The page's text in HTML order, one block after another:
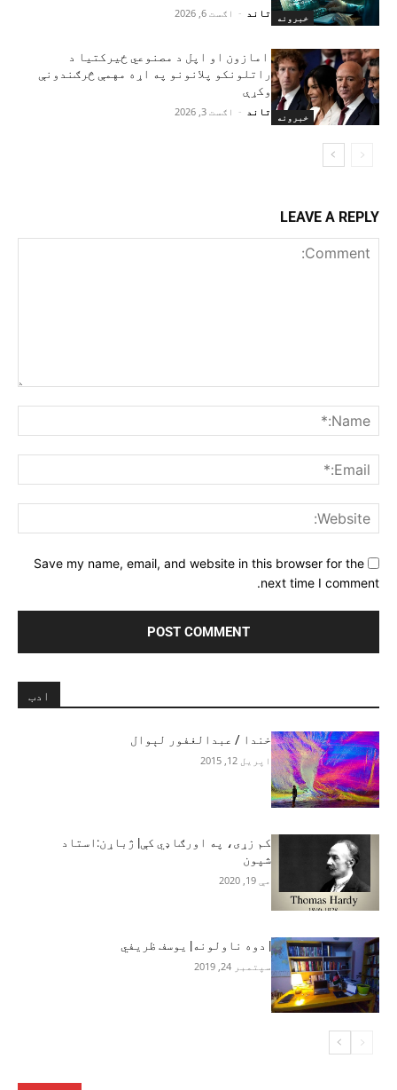
خبرونه تاند - اګست 6, 2026
خبرونه
امازون او اپل د مصنوعي ځیرکتیا د
راتلونکو پلانونو په اړه مهمې څرګندونې
وکړې
تاند - اګست 3, 2026
LEAVE A REPLY
Save my name, email, and website in this browser for the
next time I comment.
ادب
خندا / عبدالغفور لېوال
اپریل 12, 2015
کم زړی، په اورګاډي کې| ژباړن:استاد
شپون
مې 19, 2020
| ‎‌‌‌‌‌‌‎دوه ناولونه| يوسف ظريفي
سپتمبر 24, 2019